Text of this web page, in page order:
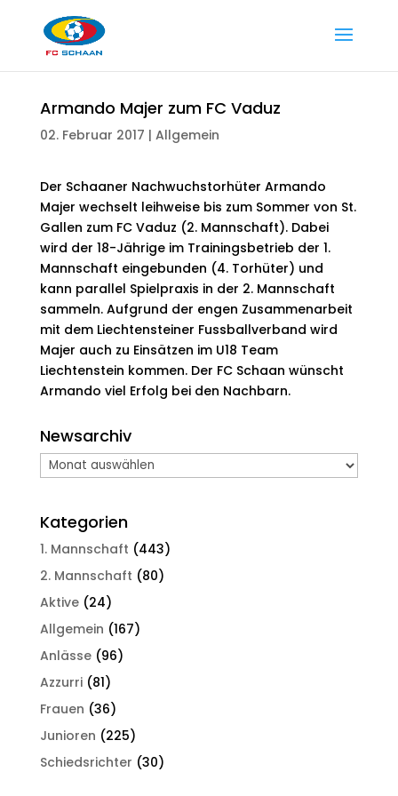
Armando Majer zum FC Vaduz
02. Februar 2017 | Allgemein
Der Schaaner Nachwuchstorhüter Armando
Majer wechselt leihweise bis zum Sommer von St.
Gallen zum FC Vaduz (2. Mannschaft). Dabei
wird der 18-Jährige im Trainingsbetrieb der 1.
Mannschaft eingebunden (4. Torhüter) und
kann parallel Spielpraxis in der 2. Mannschaft
sammeln. Aufgrund der engen Zusammenarbeit
mit dem Liechtensteiner Fussballverband wird
Majer auch zu Einsätzen im U18 Team
Liechtenstein kommen. Der FC Schaan wünscht
Armando viel Erfolg bei den Nachbarn.
Newsarchiv
Newsarchiv
Kategorien
1. Mannschaft (443)
2. Mannschaft (80)
Aktive(24)
Allgemein (167)
Anlässe(96)
Azzurri(81)
Frauen (36)
Junioren (225)
Schiedsrichter (30)